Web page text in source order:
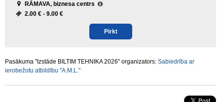
RĀMAVA, biznesa centrs
2.00 € - 9.00 €
Pirkt
Pasākuma "Izstāde BILTIM TEHNIKA 2026" organizators: Sabiedrība ar
ierobežotu atbildību "A.M.L."